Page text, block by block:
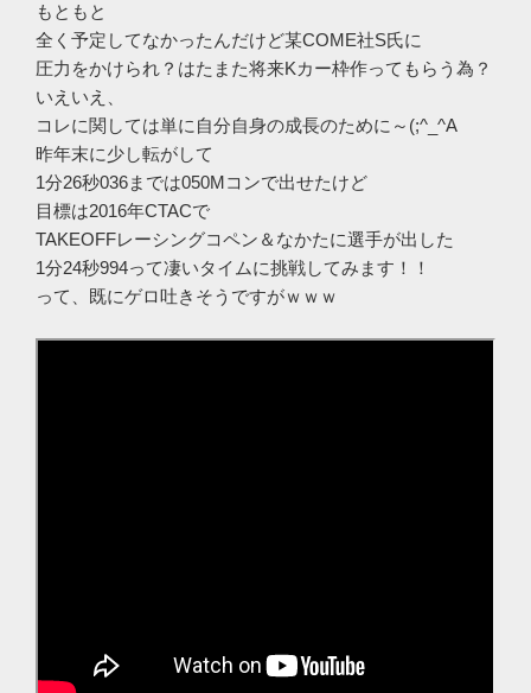
もともと
全く予定してなかったんだけど某COME社S氏に
圧力をかけられ？はたまた将来Kカー枠作ってもらう為？
いえいえ、
コレに関しては単に自分自身の成長のために～(;^_^A
昨年末に少し転がして
1分26秒036までは050Mコンで出せたけど
目標は2016年CTACで
TAKEOFFレーシングコペン＆なかたに選手が出した
1分24秒994って凄いタイムに挑戦してみます！！
って、既にゲロ吐きそうですがｗｗｗ